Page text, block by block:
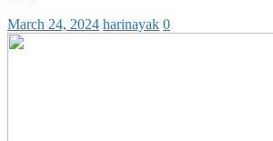
March 24, 2024 harinayak 0